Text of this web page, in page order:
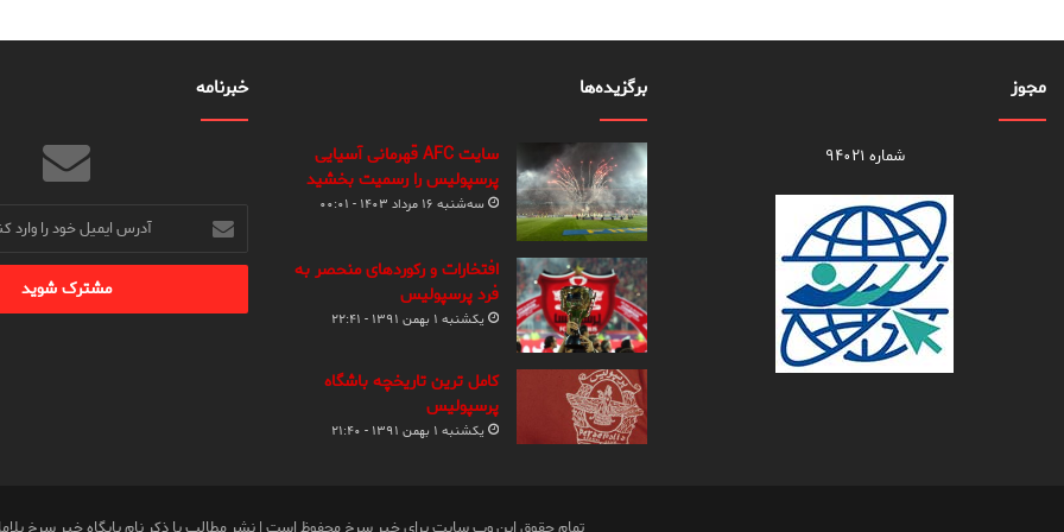
مجوز
شماره ۹۴۰۲۱
برگزیده‌ها
سایت AFC قهرمانی آسیایی
پرسپولیس را رسمیت بخشید
سه‌شنبه ۱۶ مرداد ۱۴۰۳ - ۰۰:۰۱
افتخارات و رکوردهای منحصر به
فرد پرسپولیس
یکشنبه ۱ بهمن ۱۳۹۱ - ۲۲:۴۱
کامل ترین تاریخچه باشگاه
پرسپولیس
یکشنبه ۱ بهمن ۱۳۹۱ - ۲۱:۴۰
خبرنامه
آدرس
ایمیل
خود
وارد